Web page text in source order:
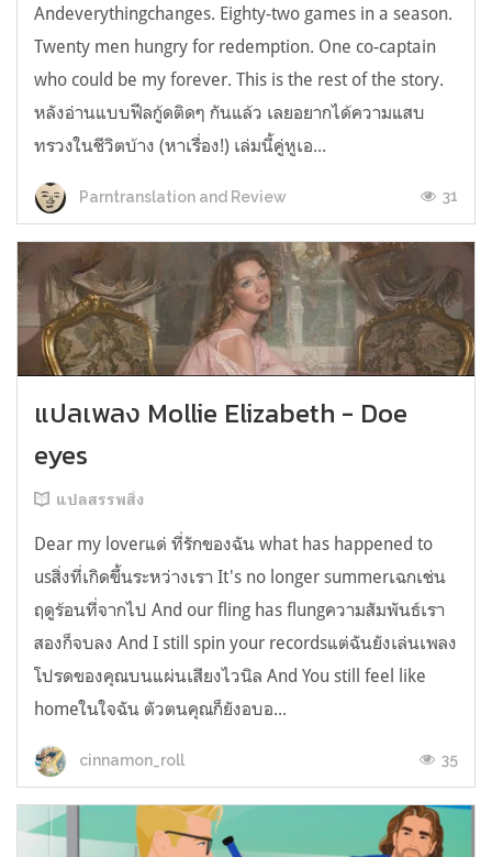
Andeverythingchanges. Eighty-two games in a season.
Twenty men hungry for redemption. One co-captain
who could be my forever. This is the rest of the story.
หลังอ่านแบบฟีลกู้ดติดๆ กันแล้ว เลยอยากได้ความแสบ
ทรวงในชีวิตบ้าง (หาเรื่อง!) เล่มนี้คู่หูเอ...
Parntranslation and Review 31
แปลเพลง Mollie Elizabeth - Doe
eyes
แปลสรรพสิ่ง
Dear my loverแด่ ที่รักของฉัน what has happened to
usสิ่งที่เกิดขึ้นระหว่างเรา It's no longer summerเฉกเช่น
ฤดูร้อนที่จากไป And our fling has flungความสัมพันธ์เรา
สองก็จบลง And I still spin your recordsแต่ฉันยังเล่นเพลง
โปรดของคุณบนแผ่นเสียงไวนิล And You still feel like
homeในใจฉัน ตัวตนคุณก็ยังอบอ...
cinnamon_roll 35